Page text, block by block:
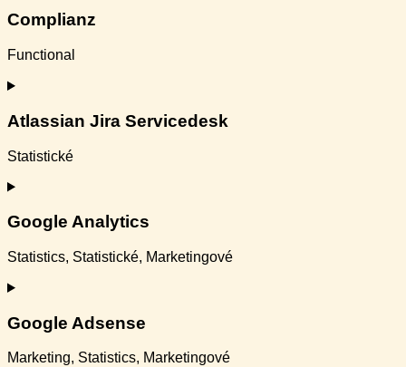
service
polylang
Complianz
Functional
Consent
service
Atlassian Jira Servicedesk
Statistické
Consent
service
atlassian-
jira-
servicedesk
Google Analytics
Statistics, Statistické, Marketingové
Consent
service
google-
analytics
Google Adsense
Marketing, Statistics, Marketingové